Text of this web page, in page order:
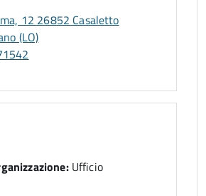
12 26852 Casaletto
(LO)
Ufficio